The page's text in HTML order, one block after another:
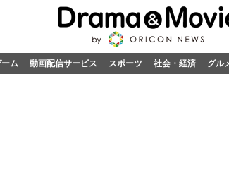
ム 動画配信サービス スポーツ 社会・経済 グル